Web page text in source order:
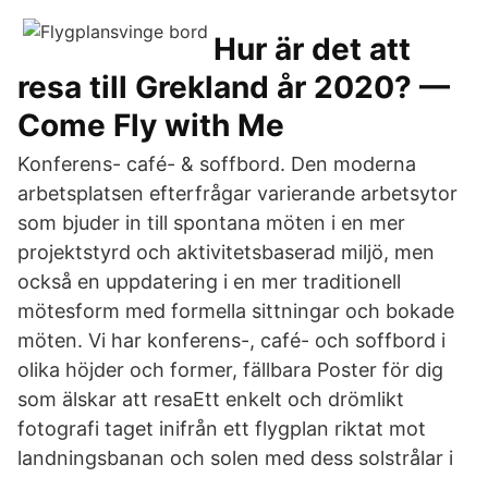
Hur är det att
resa till Grekland år 2020? —
Come Fly with Me
Konferens- café- & soffbord. Den moderna
arbetsplatsen efterfrågar varierande arbetsytor
som bjuder in till spontana möten i en mer
projektstyrd och aktivitetsbaserad miljö, men
också en uppdatering i en mer traditionell
mötesform med formella sittningar och bokade
möten. Vi har konferens-, café- och soffbord i
olika höjder och former, fällbara Poster för dig
som älskar att resaEtt enkelt och drömlikt
fotografi taget inifrån ett flygplan riktat mot
landningsbanan och solen med dess solstrålar i